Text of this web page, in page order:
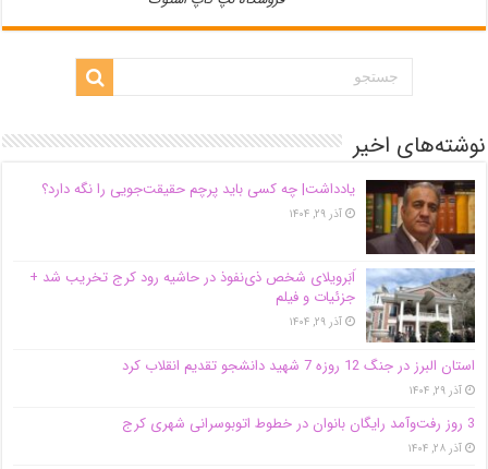
نوشته‌های اخیر
یادداشت| ‌چه کسی باید پرچم حقیقت‌جویی را نگه دارد؟
آذر ۲۹, ۱۴۰۴
اَبَر‌ویلای شخص ذی‌نفوذ در حاشیه‌ رود کرج تخریب شد +
جزئیات و فیلم
آذر ۲۹, ۱۴۰۴
استان البرز در جنگ 12 روزه 7 شهید دانشجو تقدیم انقلاب کرد
آذر ۲۹, ۱۴۰۴
3 روز رفت‌وآمد رایگان بانوان در خطوط اتوبوسرانی شهری کرج
آذر ۲۸, ۱۴۰۴